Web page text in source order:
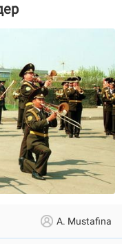
A. Mustafina